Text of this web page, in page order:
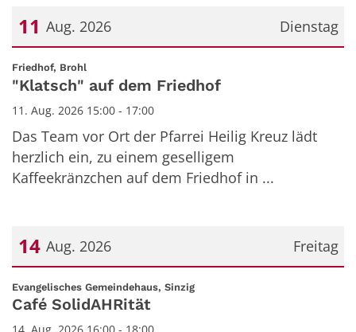
Dienstag
11 Aug. 2026
Datum: 11. August 2026
Friedhof, Brohl
"Klatsch" auf dem Friedhof
11. Aug. 2026 15:00 - 17:00
Das Team vor Ort der Pfarrei Heilig Kreuz lädt
herzlich ein, zu einem geselligem
Kaffeekränzchen auf dem Friedhof in ...
Freitag
14 Aug. 2026
Datum: 14. August 2026
Evangelisches Gemeindehaus, Sinzig:
Café SolidAHRität